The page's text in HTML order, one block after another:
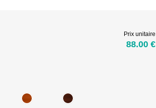
Prix unitaire
88.00 €